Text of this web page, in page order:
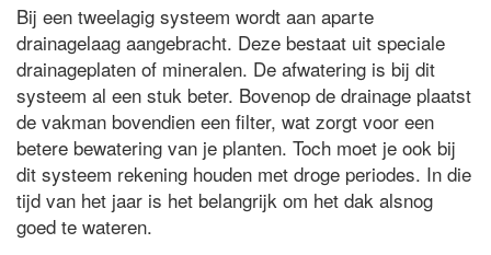
Bij een tweelagig systeem wordt aan aparte
drainagelaag aangebracht. Deze bestaat uit speciale
drainageplaten of mineralen. De afwatering is bij dit
systeem al een stuk beter. Bovenop de drainage plaatst
de vakman bovendien een filter, wat zorgt voor een
betere bewatering van je planten. Toch moet je ook bij
dit systeem rekening houden met droge periodes. In die
tijd van het jaar is het belangrijk om het dak alsnog
goed te wateren.